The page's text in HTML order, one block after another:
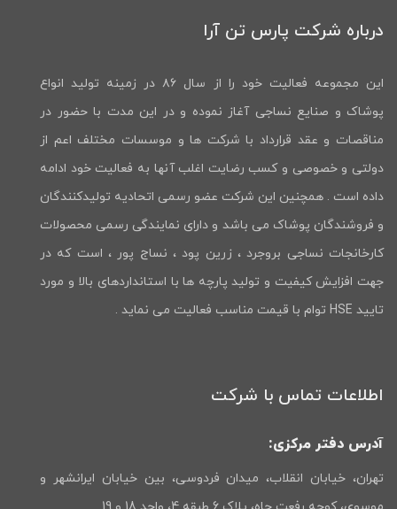
درباره شرکت پارس تن آرا
این مجموعه فعالیت خود را از سال ۸۶ در زمینه تولید انواع
پوشاک و صنایع نساجی آغاز نموده و در این مدت با حضور در
مناقصات و عقد قرارداد با شرکت ها و موسسات مختلف اعم از
دولتی و خصوصی و کسب رضایت اغلب آنها به فعالیت خود ادامه
داده است . همچنین این شرکت عضو رسمی اتحادیه تولیدکنندگان
و فروشندگان پوشاک می باشد و دارای نمایندگی رسمی محصولات
کارخانجات نساجی بروجرد ، زرین پود ، نساج پور ، است که در
جهت افزایش کیفیت و تولید پارچه ها با استانداردهای بالا و مورد
تایید HSE توام با قیمت مناسب فعالیت می نماید .
اطلاعات تماس با شرکت
آدرس دفتر مرکزی:
تهران، خیابان انقلاب، میدان فردوسی، بین خیابان ایرانشهر و